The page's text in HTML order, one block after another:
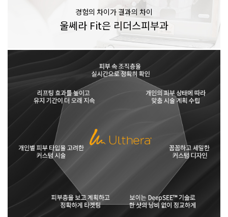
경험의 차이가 결과의 차이
울쎄라 Fit은 리더스피부과